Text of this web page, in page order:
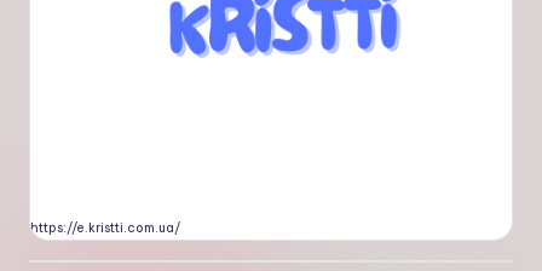
https://e.kristti.com.ua/